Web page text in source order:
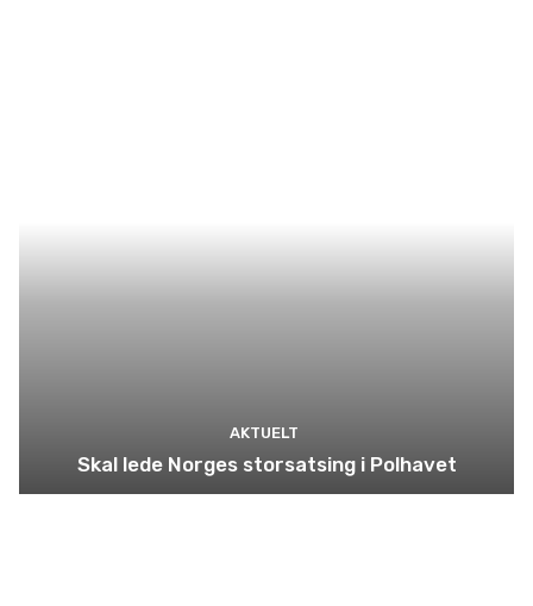
AKTUELT
Skal lede Norges storsatsing i Polhavet